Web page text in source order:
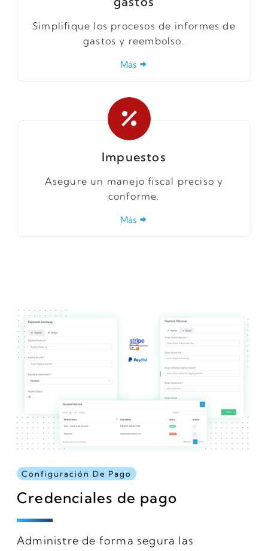
Simplifique los procesos de informes de
gastos y reembolso.
Más
Impuestos
Asegure un manejo fiscal preciso y
conforme.
Más
Configuración De Pago
Credenciales de pago
Administre de forma segura las